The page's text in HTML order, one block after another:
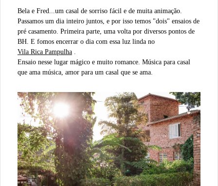
Bela e Fred...um casal de sorriso fácil e de muita animação.
Passamos um dia inteiro juntos, e por isso temos "dois" ensaios de
pré casamento. Primeira parte, uma volta por diversos pontos de
BH. E fomos encerrar o dia com essa luz linda no
Vila Rica Pampulha
Ensaio nesse lugar mágico e muito romance. Música para casal
que ama música, amor para um casal que se ama.